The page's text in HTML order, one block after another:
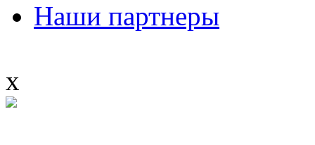
Наши партнеры
x